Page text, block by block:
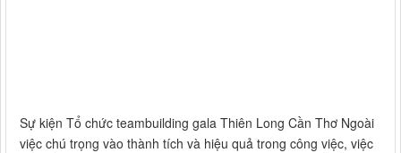
Sự kiện Tổ chức teambuilding gala Thiên Long Cần Thơ Ngoài
việc chú trọng vào thành tích và hiệu quả trong công việc, việc